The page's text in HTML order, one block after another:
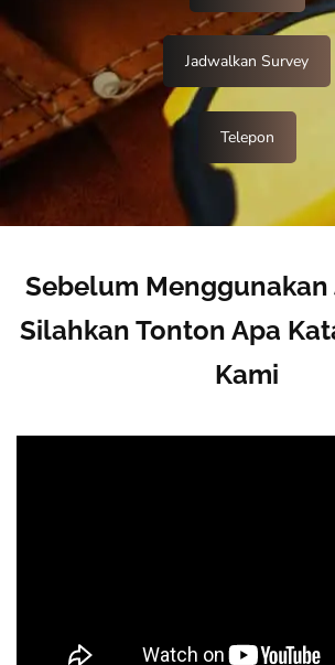
Jadwalkan Survey
Telepon
Sebelum Menggunakan
Silahkan Tonton Apa
Kami